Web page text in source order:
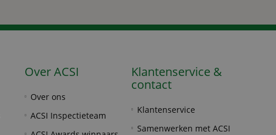
Over ACSI
Over ons
ACSI Inspectieteam
Klantenservice &
contact
Klantenservice
Samenwerken met ACSI